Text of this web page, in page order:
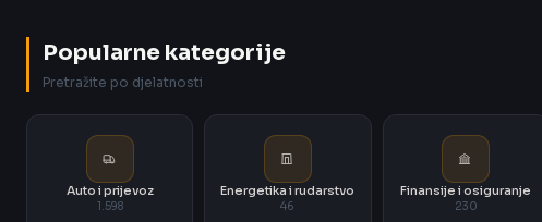
Popularne kategorije
Pretražite po djelatnosti
Auto i prijevoz
1.598
Energetika i rudarstvo
46
Finansije i osiguranje
230